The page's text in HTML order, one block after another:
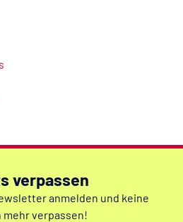
verpassen
anmelden und keine
mehr verpassen!